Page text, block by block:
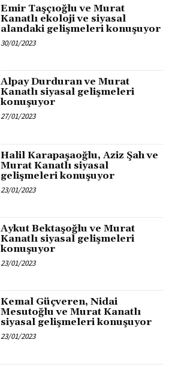
Emir Taşçıoğlu ve Murat
Kanatlı ekoloji ve siyasal
alandaki gelişmeleri konuşuyor
30/01/2023
Alpay Durduran ve Murat
Kanatlı siyasal gelişmeleri
konuşuyor
27/01/2023
Halil Karapaşaoğlu, Aziz Şah ve
Murat Kanatlı siyasal
gelişmeleri konuşuyor
23/01/2023
Aykut Bektaşoğlu ve Murat
Kanatlı siyasal gelişmeleri
konuşuyor
23/01/2023
Kemal Güçveren, Nidai
Mesutoğlu ve Murat Kanatlı
siyasal gelişmeleri konuşuyor
23/01/2023